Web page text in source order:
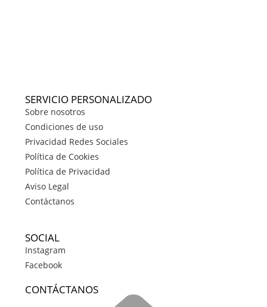
SERVICIO PERSONALIZADO
Sobre nosotros
Condiciones de uso
Privacidad Redes Sociales
Política de Cookies
Política de Privacidad
Aviso Legal
Contáctanos
SOCIAL
Instagram
Facebook
CONTÁCTANOS